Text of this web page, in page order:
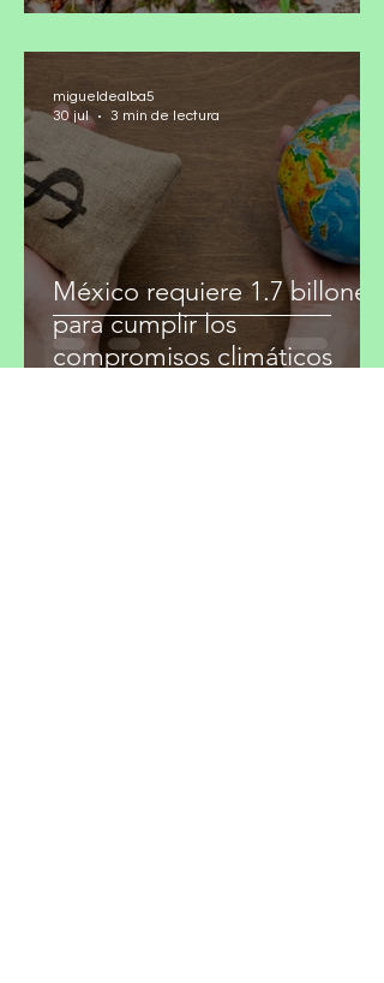
Lo efímero y la ilusión del
después
migueldealba5
30 jul
3 min de lectura